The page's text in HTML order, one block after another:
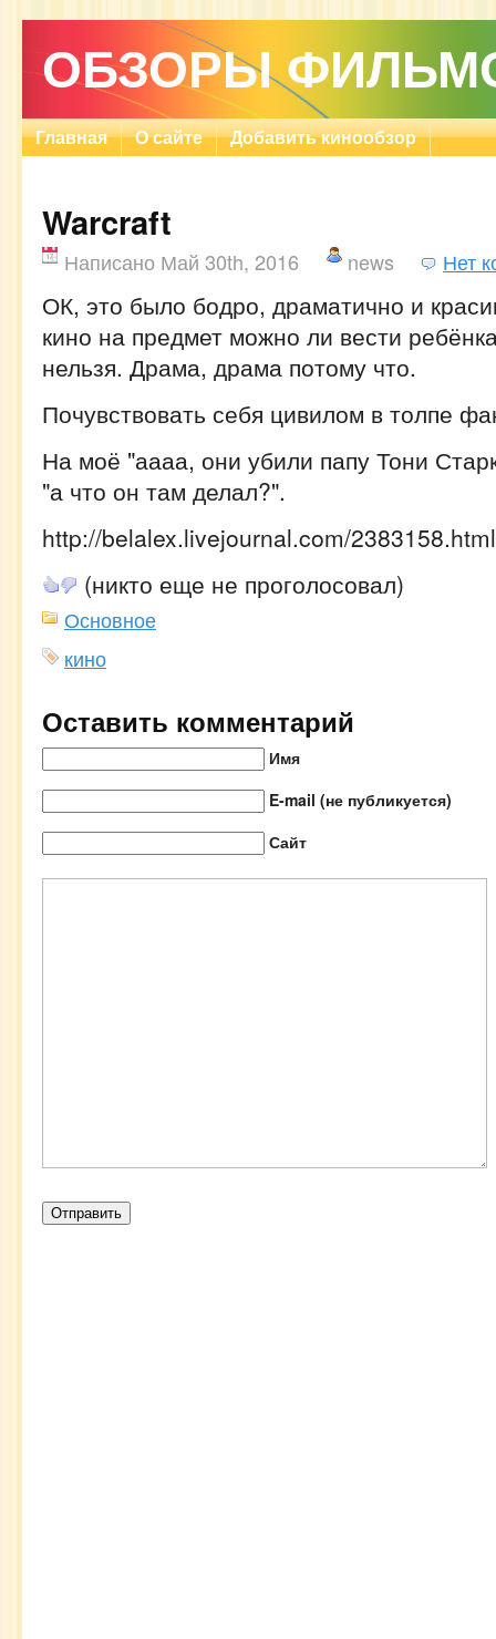
ОБЗОРЫ
Главная О сайте Добавить кинообзор
Warcraft
Написано Май 30th, 2016 news Нет
ОК, это было бодро, драматично и
кино на предмет можно ли вести
нельзя. Драма, драма потому что.
Почувствовать себя цивилом в толпе
На моё "аааа, они убили папу Тони
"а что он там делал?".
http://belalex.livejournal.com/2383158.html
(никто еще не проголосовал)
Основное
кино
Оставить комментарий
Имя
E-mail (не публикуется)
Сайт